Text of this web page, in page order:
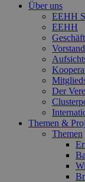
Über uns
EEHH
EEHH
Vorstand
Der
Themen &
Themen